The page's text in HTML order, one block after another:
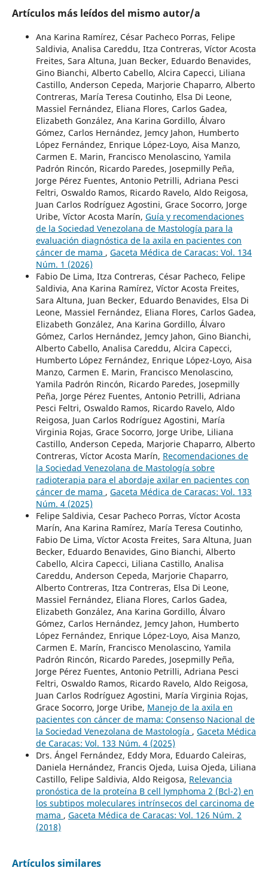
Artículos más leídos del mismo autor/a
Ana Karina Ramírez, César Pacheco Porras, Felipe
Saldivia, Analisa Careddu, Itza Contreras, Víctor Acosta
Freites, Sara Altuna, Juan Becker, Eduardo Benavides,
Gino Bianchi, Alberto Cabello, Alcira Capecci, Liliana
Castillo, Anderson Cepeda, Marjorie Chaparro, Alberto
Contreras, María Teresa Coutinho, Elsa Di Leone,
Massiel Fernández, Eliana Flores, Carlos Gadea,
Elizabeth González, Ana Karina Gordillo, Álvaro
Gómez, Carlos Hernández, Jemcy Jahon, Humberto
López Fernández, Enrique López-Loyo, Aisa Manzo,
Carmen E. Marin, Francisco Menolascino, Yamila
Padrón Rincón, Ricardo Paredes, Josepmilly Peña,
Jorge Pérez Fuentes, Antonio Petrilli, Adriana Pesci
Feltri, Oswaldo Ramos, Ricardo Ravelo, Aldo Reigosa,
Juan Carlos Rodríguez Agostini, Grace Socorro, Jorge
Uribe, Víctor Acosta Marín, Guía y recomendaciones
de la Sociedad Venezolana de Mastología para la
evaluación diagnóstica de la axila en pacientes con
cáncer de mama , Gaceta Médica de Caracas: Vol. 134
Núm. 1 (2026)
Fabio De Lima, Itza Contreras, César Pacheco, Felipe
Saldivia, Ana Karina Ramírez, Víctor Acosta Freites,
Sara Altuna, Juan Becker, Eduardo Benavides, Elsa Di
Leone, Massiel Fernández, Eliana Flores, Carlos Gadea,
Elizabeth González, Ana Karina Gordillo, Álvaro
Gómez, Carlos Hernández, Jemcy Jahon, Gino Bianchi,
Alberto Cabello, Analisa Careddu, Alcira Capecci,
Humberto López Fernández, Enrique López-Loyo, Aisa
Manzo, Carmen E. Marin, Francisco Menolascino,
Yamila Padrón Rincón, Ricardo Paredes, Josepmilly
Peña, Jorge Pérez Fuentes, Antonio Petrilli, Adriana
Pesci Feltri, Oswaldo Ramos, Ricardo Ravelo, Aldo
Reigosa, Juan Carlos Rodríguez Agostini, María
Virginia Rojas, Grace Socorro, Jorge Uribe, Liliana
Castillo, Anderson Cepeda, Marjorie Chaparro, Alberto
Contreras, Víctor Acosta Marín, Recomendaciones de
la Sociedad Venezolana de Mastología sobre
radioterapia para el abordaje axilar en pacientes con
cáncer de mama , Gaceta Médica de Caracas: Vol. 133
Núm. 4 (2025)
Felipe Saldivia, Cesar Pacheco Porras, Víctor Acosta
Marín, Ana Karina Ramírez, María Teresa Coutinho,
Fabio De Lima, Víctor Acosta Freites, Sara Altuna, Juan
Becker, Eduardo Benavides, Gino Bianchi, Alberto
Cabello, Alcira Capecci, Liliana Castillo, Analisa
Careddu, Anderson Cepeda, Marjorie Chaparro,
Alberto Contreras, Itza Contreras, Elsa Di Leone,
Massiel Fernández, Eliana Flores, Carlos Gadea,
Elizabeth González, Ana Karina Gordillo, Álvaro
Gómez, Carlos Hernández, Jemcy Jahon, Humberto
López Fernández, Enrique López-Loyo, Aisa Manzo,
Carmen E. Marín, Francisco Menolascino, Yamila
Padrón Rincón, Ricardo Paredes, Josepmilly Peña,
Jorge Pérez Fuentes, Antonio Petrilli, Adriana Pesci
Feltri, Oswaldo Ramos, Ricardo Ravelo, Aldo Reigosa,
Juan Carlos Rodríguez Agostini, María Virginia Rojas,
Grace Socorro, Jorge Uribe, Manejo de la axila en
pacientes con cáncer de mama: Consenso Nacional de
la Sociedad Venezolana de Mastología , Gaceta Médica
de Caracas: Vol. 133 Núm. 4 (2025)
Drs. Ángel Fernández, Eddy Mora, Eduardo Caleiras,
Daniela Hernández, Francis Ojeda, Luisa Ojeda, Liliana
Castillo, Felipe Saldivia, Aldo Reigosa, Relevancia
pronóstica de la proteína B cell lymphoma 2 (Bcl-2) en
los subtipos moleculares intrínsecos del carcinoma de
mama , Gaceta Médica de Caracas: Vol. 126 Núm. 2
(2018)
Artículos similares